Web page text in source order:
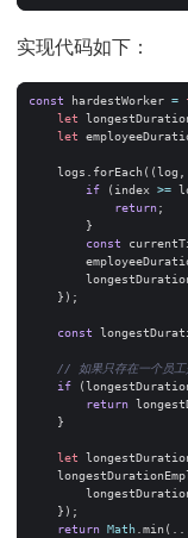
实现代码如下：
const hardestWorker =
let
let
logs . forEach ((log ,
if
( index >=
return;
}
const
});
const
if
(
return
}
let
});
return Math.min